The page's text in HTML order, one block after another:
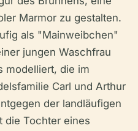
Marmor zu gestalten.
als "Mainweibchen"
jungen Waschfrau
modelliert, die im
Carl und Arthur
der landläufigen
die Tochter eines